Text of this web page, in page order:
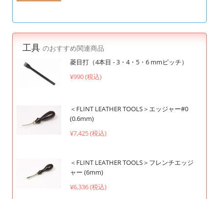
工具 のおすすめ関連商品
菱目打（4本目 - 3・4・5・6 mmピッチ）
¥990 (税込)
＜FLINT LEATHER TOOLS＞エッジャー#0
(0.6mm)
¥7,425 (税込)
＜FLINT LEATHER TOOLS＞フレンチエッジ
ャー (6mm)
¥6,336 (税込)